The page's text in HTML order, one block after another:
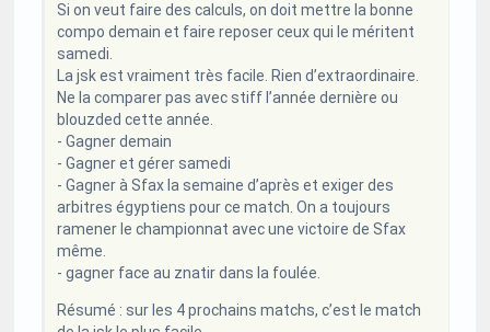
Si on veut faire des calculs, on doit mettre la bonne
compo demain et faire reposer ceux qui le méritent
samedi.
La jsk est vraiment très facile. Rien d’extraordinaire.
Ne la comparer pas avec stiff l’année dernière ou
blouzded cette année.
- Gagner demain
- Gagner et gérer samedi
- Gagner à Sfax la semaine d’après et exiger des
arbitres égyptiens pour ce match. On a toujours
ramener le championnat avec une victoire de Sfax
même.
- gagner face au znatir dans la foulée.
Résumé : sur les 4 prochains matchs, c’est le match